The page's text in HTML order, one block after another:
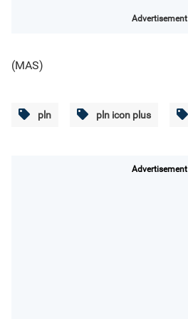
Advertisement
(MAS)
pln pln icon plus
Advertisement